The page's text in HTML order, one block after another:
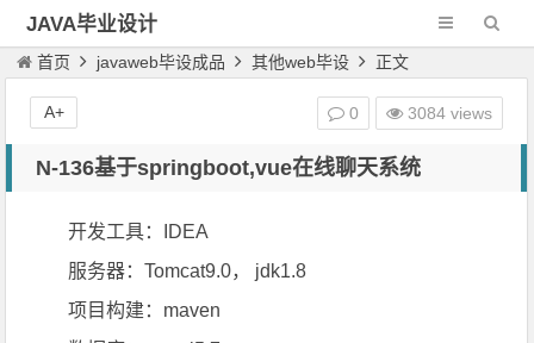
JAVA毕业设计
首页 javaweb毕设成品 其他web毕设 正文
N-136基于springboot,vue在线聊天系统
开发工具：IDEA
服务器：Tomcat9.0， jdk1.8
项目构建：maven
0 3084 views
A+